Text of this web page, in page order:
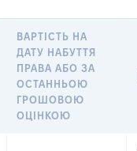
ВАРТІСТЬ НА
ДАТУ НАБУТТЯ
ПРАВА АБО ЗА
ОСТАННЬОЮ
ГРОШОВОЮ
ОЦІНКОЮ